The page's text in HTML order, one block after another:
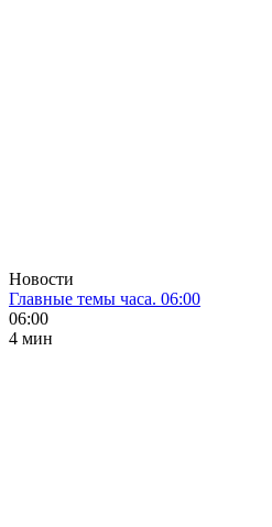
Новости
Главные темы часа. 06:00
06:00
4 мин